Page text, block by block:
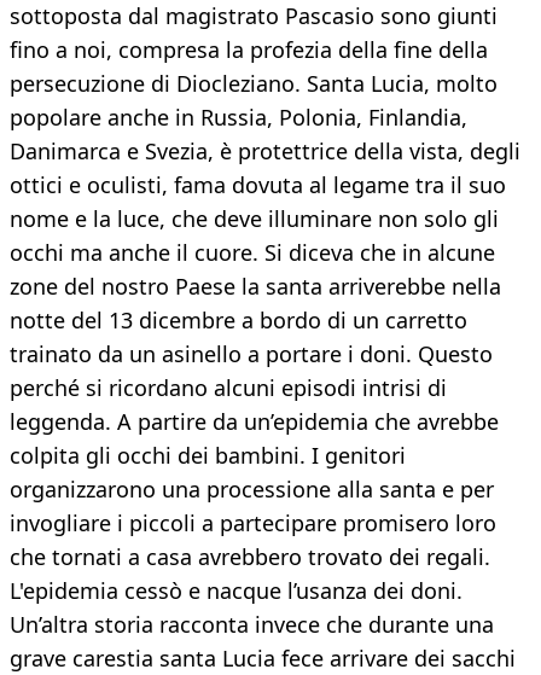
sottoposta dal magistrato Pascasio sono giunti
fino a noi, compresa la profezia della fine della
persecuzione di Diocleziano. Santa Lucia, molto
popolare anche in Russia, Polonia, Finlandia,
Danimarca e Svezia, è protettrice della vista, degli
ottici e oculisti, fama dovuta al legame tra il suo
nome e la luce, che deve illuminare non solo gli
occhi ma anche il cuore. Si diceva che in alcune
zone del nostro Paese la santa arriverebbe nella
notte del 13 dicembre a bordo di un carretto
trainato da un asinello a portare i doni. Questo
perché si ricordano alcuni episodi intrisi di
leggenda. A partire da un’epidemia che avrebbe
colpita gli occhi dei bambini. I genitori
organizzarono una processione alla santa e per
invogliare i piccoli a partecipare promisero loro
che tornati a casa avrebbero trovato dei regali.
L'epidemia cessò e nacque l’usanza dei doni.
Un’altra storia racconta invece che durante una
grave carestia santa Lucia fece arrivare dei sacchi